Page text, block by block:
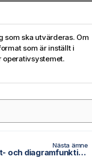
som ska utvärderas. Om
som är inställt i
Nästa ämne
Interval# - skript- och diagramfunktion